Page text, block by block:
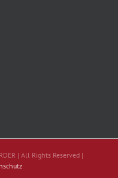
| All Rights Reserved |